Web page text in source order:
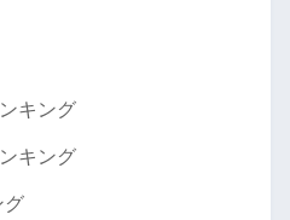
キング
キング
グ